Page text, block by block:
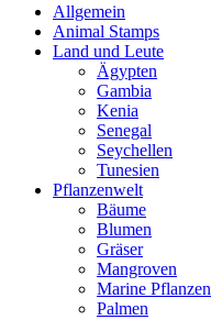
Allgemein
Animal Stamps
Land und Leute
Ägypten
Gambia
Kenia
Senegal
Seychellen
Tunesien
Pflanzenwelt
Bäume
Blumen
Gräser
Mangroven
Marine Pflanzen
Palmen